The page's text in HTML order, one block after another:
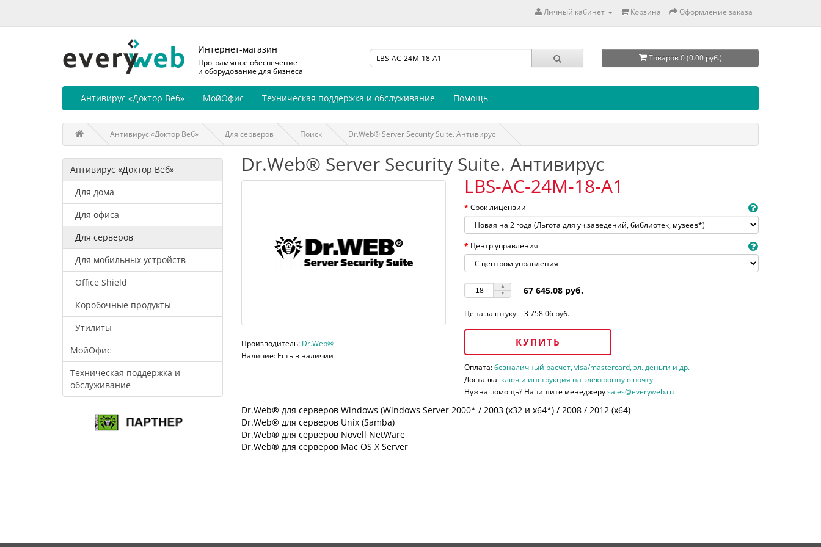
Личный кабинет Корзина Оформление заказа
Интернет-магазин
Программное обеспечение
и оборудование для бизнеса
Товаров 0 (0.00 руб.)
Антивирус «Доктор Веб» МойОфис Техническая поддержка и обслуживание Помощь
Антивирус «Доктор Веб» Для серверов Поиск Dr.Web® Server Security Suite. Антивирус
Антивирус «Доктор Веб»
Для дома
Для офиса
Для серверов
Для мобильных устройств
Office Shield
Коробочные продукты
Утилиты
МойОфис
Техническая поддержка и
обслуживание
Dr.Web® Server Security Suite. Антивирус
Производитель: Dr.Web®
Наличие: Есть в наличии
LBS-AC-24M-18-A1
Срок лицензии
Центр управления
67 645.08 руб.
Цена за штуку: 3 758.06 руб.
КУПИТЬ
Оплата:безналичный расчет, visa/mastercard, эл. деньги и др.
Доставка: ключ и инструкция на электронную почту.
Нужна помощь? Напишите менеджеруsales@everyweb.ru
Dr.Web® для серверов Windows (Windows Server 2000* / 2003 (х32 и х64*) / 2008 / 2012 (х64)
Dr.Web® для серверов Unix (Samba)
Dr.Web® для серверов Novell NetWare
Dr.Web® для серверов Mac OS X Server